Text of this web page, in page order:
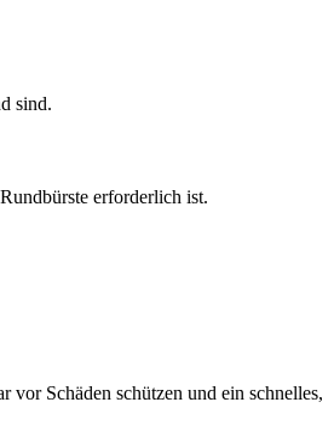
sind.
erforderlich ist.
Schäden schützen und ein schnelles,